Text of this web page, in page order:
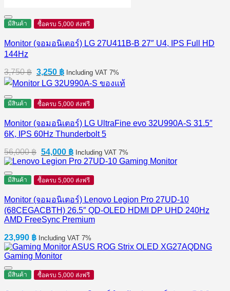
มีสินค้า ซื้อครบ 5,000 ส่งฟรี
Monitor (จอมอนิเตอร์) LG 27U411B-B 27″ U4, IPS Full HD
144Hz
3,750฿ Original
price
was:
3,750 ฿.
3,250 ฿Current
price
is:
3,250 ฿.
Including VAT 7%
มีสินค้า ซื้อครบ 5,000 ส่งฟรี
Monitor (จอมอนิเตอร์) LG UltraFine evo 32U990A-S 31.5″
6K, IPS 60Hz Thunderbolt 5
56,000฿ Original
price
56,000 ฿.
54,000 ฿Current
price
54,000 ฿.
Including VAT 7%
มีสินค้า ซื้อครบ 5,000 ส่งฟรี
Monitor (จอมอนิเตอร์) Lenovo Legion Pro 27UD-10
(68CEGACBTH) 26.5″ QD-OLED HDMI DP UHD 240Hz
AMD FreeSync Premium
23,990 ฿ Including VAT 7%
มีสินค้า ซื้อครบ 5,000 ส่งฟรี